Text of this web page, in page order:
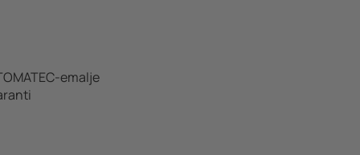
emalje